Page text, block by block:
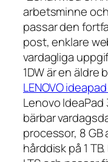
arbetsminne
passar den
post, enklare
vardagliga
1DW är en äldre
LENOVO ideapad
Lenovo IdeaPad
bärbar
processor, 8
hårddisk på 1